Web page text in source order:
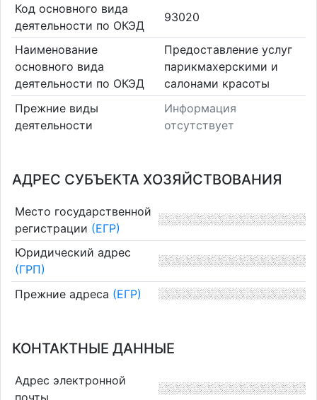
Код основного вида
деятельности по ОКЭД
93020
Наименование
основного вида
деятельности по ОКЭД
Предоставление услуг
парикмахерскими и
салонами красоты
Прежние виды
деятельности
Информация
отсутствует
АДРЕС СУБЪЕКТА ХОЗЯЙСТВОВАНИЯ
Место государственной
регистрации (ЕГР)
Юридический адрес
(ГРП)
Прежние адреса (ЕГР)
КОНТАКТНЫЕ ДАННЫЕ
Адрес электронной
почты